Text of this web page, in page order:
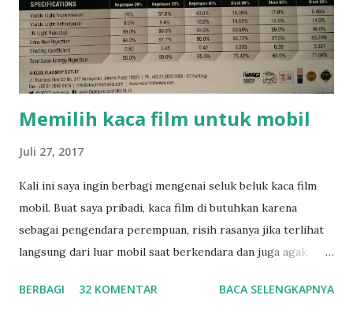
beberapa acara dalam dua bulan ini dan mengingat
banyaknya acara yang saya hadiri di sepanjang kehidupan
saya, jujur saya merasa ada yang salah dengan urusan waktu
ini. Untuk kesekian ...
Memilih kaca film untuk mobil
Juli 27, 2017
Kali ini saya ingin berbagi mengenai seluk beluk kaca film
mobil. Buat saya pribadi, kaca film di butuhkan karena
sebagai pengendara perempuan, risih rasanya jika terlihat
langsung dari luar mobil saat berkendara dan juga agak
jalanan sepi di malam hari. Kejahatan bisa terjadi dimana saja
BERBAGI 32 KOMENTAR BACA SELENGKAPNYA